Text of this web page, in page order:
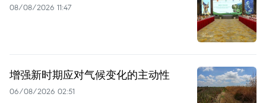
08/08/2026 11:47
增强新时期应对气候变化的主动性
06/08/2026 02:51